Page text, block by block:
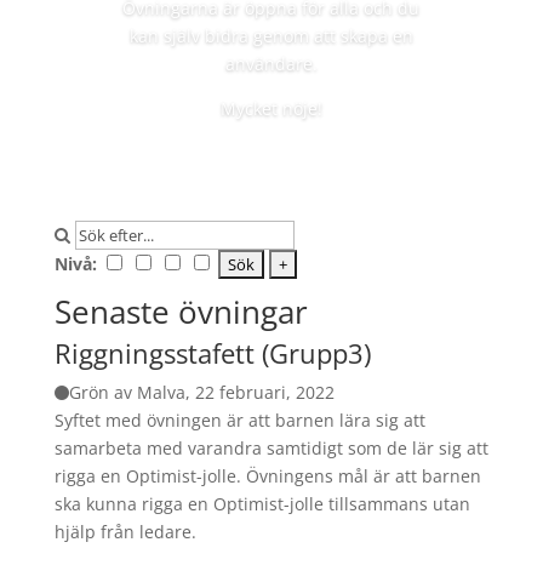
Övningarna är öppna för alla och du
kan själv bidra genom att skapa en
användare.
Mycket nöje!
Nivå:
Senaste övningar
Riggningsstafett (Grupp3)
Grön av Malva, 22 februari, 2022
Syftet med övningen är att barnen lära sig att
samarbeta med varandra samtidigt som de lär sig att
rigga en Optimist-jolle. Övningens mål är att barnen
ska kunna rigga en Optimist-jolle tillsammans utan
hjälp från ledare.